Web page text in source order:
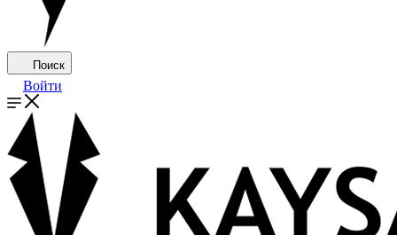
Поиск
Войти